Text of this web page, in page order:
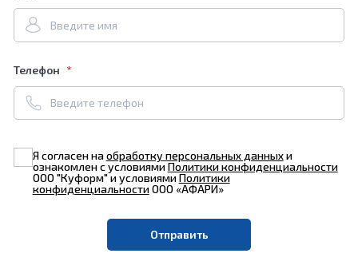
Телефон
Я согласен наобработку персональных данныхи
ознакомлен с условиямиПолитики конфиденциальности
ООО "Куформ" и условиямиПолитики
конфиденциальностиООО «АФАРИ»